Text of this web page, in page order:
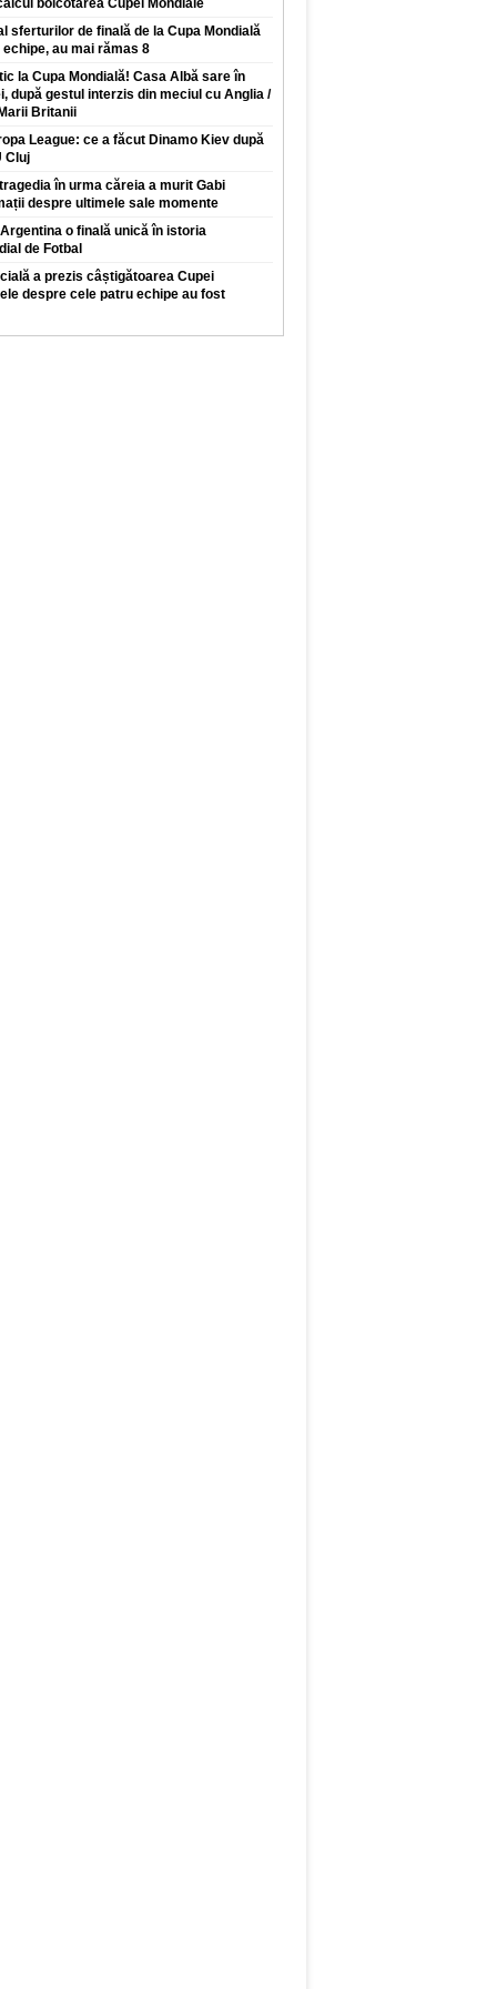
boicotarea Cupei Mondiale
sferturilor de finală de la Cupa Mondială
au mai rămas 8
la Cupa Mondială! Casa Albă sare în
după gestul interzis din meciul cu Anglia /
Britanii
League: ce a făcut Dinamo Kiev după
Cluj
în urma căreia a murit Gabi
despre ultimele sale momente
o finală unică în istoria
de Fotbal
a prezis câștigătoarea Cupei
despre cele patru echipe au fost